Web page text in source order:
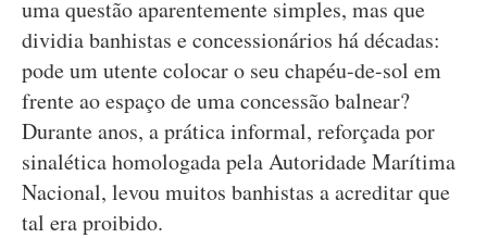
uma questão aparentemente simples, mas que
dividia banhistas e concessionários há décadas:
pode um utente colocar o seu chapéu-de-sol em
frente ao espaço de uma concessão balnear?
Durante anos, a prática informal, reforçada por
sinalética homologada pela Autoridade Marítima
Nacional, levou muitos banhistas a acreditar que
tal era proibido.